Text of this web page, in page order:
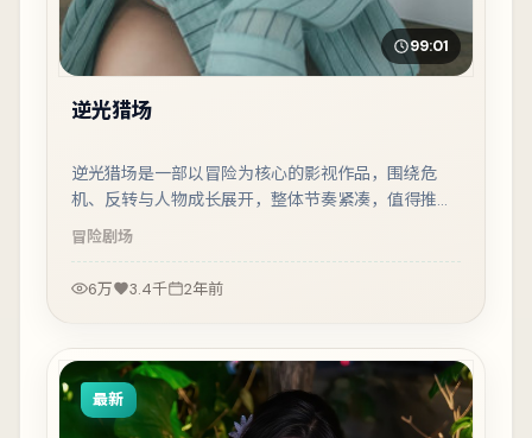
99:01
逆光猎场
逆光猎场是一部以冒险为核心的影视作品，围绕危
机、反转与人物成长展开，整体节奏紧凑，值得推荐
观看。
冒险剧场
6万 3.4千 2年前
最新